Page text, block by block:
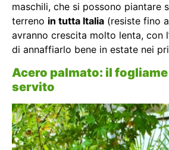
maschili, che si possono piantare
terreno in tutta Italia (resiste fino
avranno crescita molto lenta, con
di annaffiarlo bene in estate nei
Acero palmato: il
servito